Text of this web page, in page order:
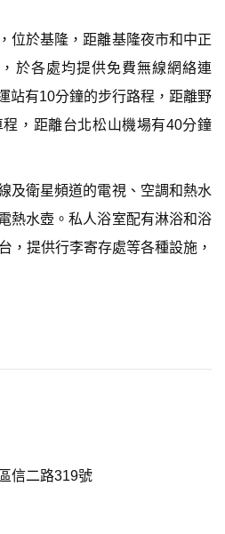
位於基隆，距離基隆夜市和中正
於各處均提供免費無線網絡連
站有10分鐘的步行路程，距離野
，距離台北松山機場有40分鐘
及衛星頻道的電視、空調和熱水
熱水壺。私人浴室配有淋浴和浴
，提供行李寄存處等各種設施，
信二路319號